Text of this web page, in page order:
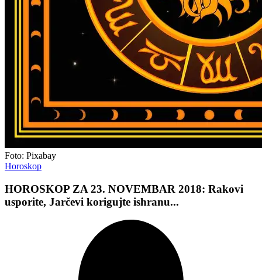
Foto: Pixabay
Horoskop
HOROSKOP ZA 23. NOVEMBAR 2018: Rakovi
usporite, Jarčevi korigujte ishranu...